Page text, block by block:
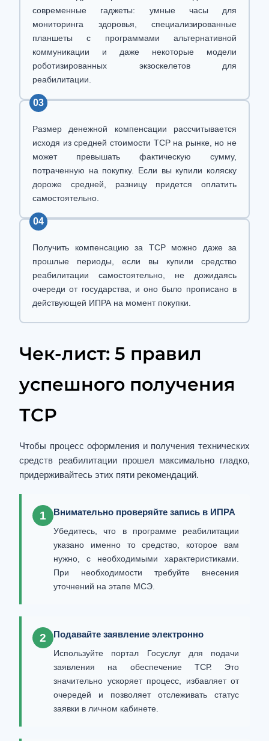
современные гаджеты: умные часы для
мониторинга здоровья, специализированные
планшеты с программами альтернативной
коммуникации и даже некоторые модели
роботизированных экзоскелетов для
реабилитации.
03
Размер денежной компенсации рассчитывается
исходя из средней стоимости ТСР на рынке, но не
может превышать фактическую сумму,
потраченную на покупку. Если вы купили коляску
дороже средней, разницу придется оплатить
самостоятельно.
04
Получить компенсацию за ТСР можно даже за
прошлые периоды, если вы купили средство
реабилитации самостоятельно, не дожидаясь
очереди от государства, и оно было прописано в
действующей ИПРА на момент покупки.
Чек-лист: 5 правил
успешного получения
ТСР
Чтобы процесс оформления и получения технических
средств реабилитации прошел максимально гладко,
придерживайтесь этих пяти рекомендаций.
1
Внимательно проверяйте запись в ИПРА
Убедитесь, что в программе реабилитации
указано именно то средство, которое вам
нужно, с необходимыми характеристиками.
При необходимости требуйте внесения
уточнений на этапе МСЭ.
2
Подавайте заявление электронно
Используйте портал Госуслуг для подачи
заявления на обеспечение ТСР. Это
значительно ускоряет процесс, избавляет от
очередей и позволяет отслеживать статус
заявки в личном кабинете.